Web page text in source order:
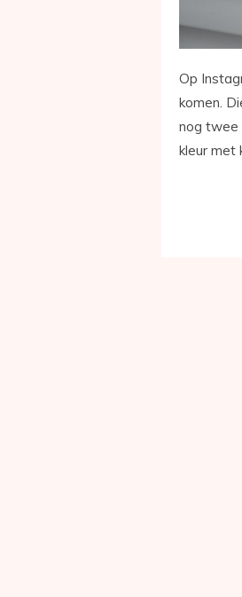
Op
komen.
nog twee
kleur met